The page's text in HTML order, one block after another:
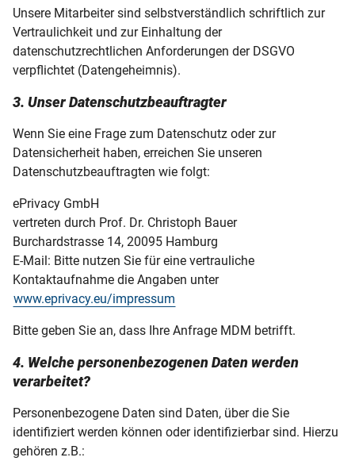
Unsere Mitarbeiter sind selbstverständlich schriftlich zur
Vertraulichkeit und zur Einhaltung der
datenschutzrechtlichen Anforderungen der DSGVO
verpflichtet (Datengeheimnis).
3. Unser Datenschutzbeauftragter
Wenn Sie eine Frage zum Datenschutz oder zur
Datensicherheit haben, erreichen Sie unseren
Datenschutzbeauftragten wie folgt:
ePrivacy GmbH
vertreten durch Prof. Dr. Christoph Bauer
Burchardstrasse 14, 20095 Hamburg
E-Mail: Bitte nutzen Sie für eine vertrauliche
Kontaktaufnahme die Angaben unter
www.eprivacy.eu/impressum
Bitte geben Sie an, dass Ihre Anfrage MDM betrifft.
4. Welche personenbezogenen Daten werden
verarbeitet?
Personenbezogene Daten sind Daten, über die Sie
identifiziert werden können oder identifizierbar sind. Hierzu
gehören z.B.: